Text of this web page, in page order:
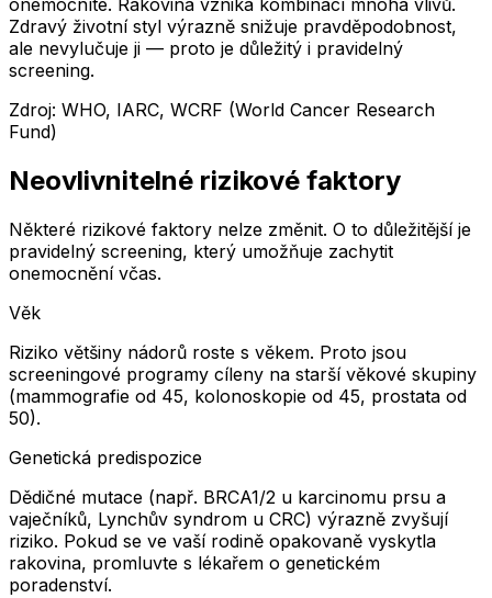
onemocníte. Rakovina vzniká kombinací mnoha vlivů.
Zdravý životní styl výrazně snižuje pravděpodobnost,
ale nevylučuje ji — proto je důležitý i pravidelný
screening.
Zdroj: WHO, IARC, WCRF (World Cancer Research
Fund)
Neovlivnitelné rizikové faktory
Některé rizikové faktory nelze změnit. O to důležitější je
pravidelný screening, který umožňuje zachytit
onemocnění včas.
Věk
Riziko většiny nádorů roste s věkem. Proto jsou
screeningové programy cíleny na starší věkové skupiny
(mammografie od 45, kolonoskopie od 45, prostata od
50).
Genetická predispozice
Dědičné mutace (např. BRCA1/2 u karcinomu prsu a
vaječníků, Lynchův syndrom u CRC) výrazně zvyšují
riziko. Pokud se ve vaší rodině opakovaně vyskytla
rakovina, promluvte s lékařem o genetickém
poradenství.